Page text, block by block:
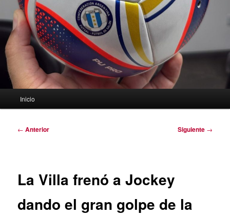
Inicio
Navegación
← Anterior Siguiente →
La Villa frenó a Jockey
dando el gran golpe de la